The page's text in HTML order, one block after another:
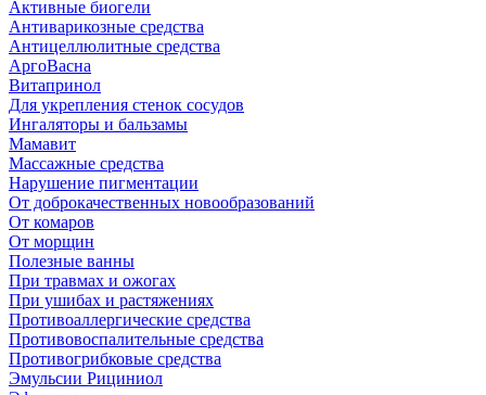
Активные биогели
Антиварикозные средства
Антицеллюлитные средства
АргоВасна
Витапринол
Для укрепления стенок сосудов
Ингаляторы и бальзамы
Мамавит
Массажные средства
Нарушение пигментации
От доброкачественных новообразований
От комаров
От морщин
Полезные ванны
При травмах и ожогах
При ушибах и растяжениях
Противоаллергические средства
Противовоспалительные средства
Противогрибковые средства
Эмульсии Рициниол